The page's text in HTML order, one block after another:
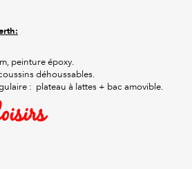
peinture époxy.
déhoussables.
: plateau à lattes + bac amovible.